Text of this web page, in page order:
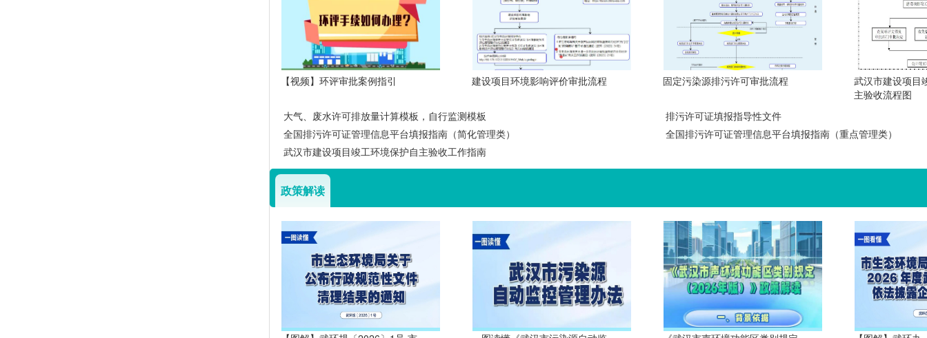
【视频】环评审批案例指引 建设项目环境影响评价审批流程 固定污染源排污许可审批流程
武汉市建设项目
主验收流程图
大气、废水许可排放量计算模板，自行监测模板
排污许可证填报指导性文件
全国排污许可证管理信息平台填报指南（简化管理类）
全国排污许可证管理信息平台填报指南（重点管理类）
武汉市建设项目竣工环境保护自主验收工作指南
政策解读